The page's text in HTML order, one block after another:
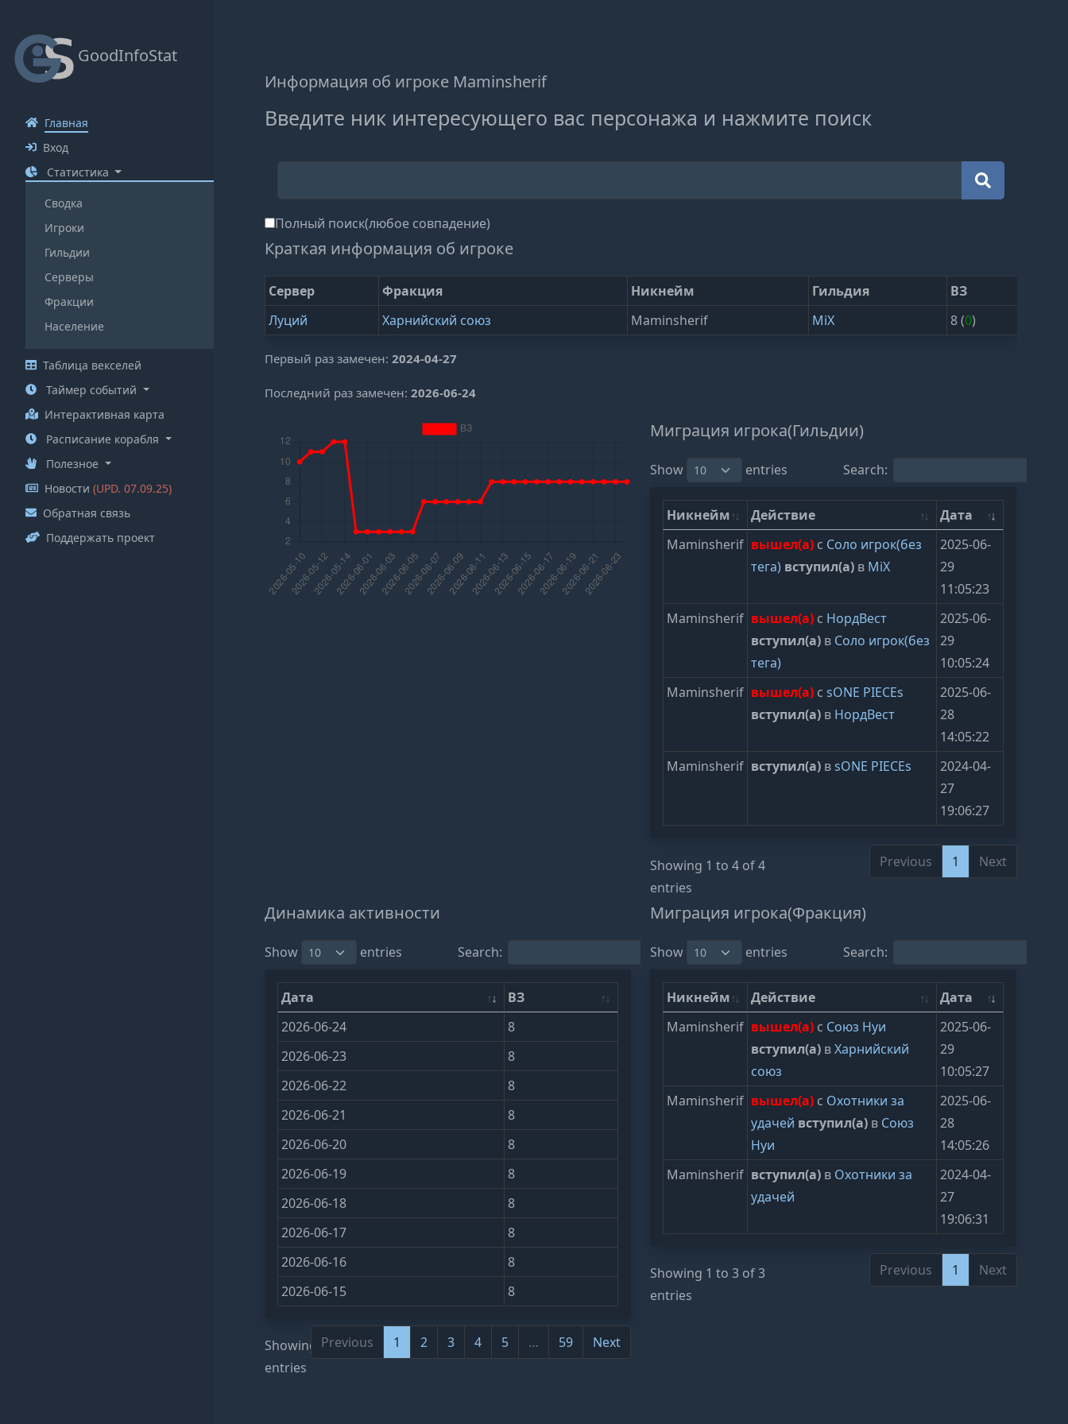
GoodInfoStat
Главная
Вход
Статистика
Сводка
Игроки
Гильдии
Серверы
Фракции
Население
Таблица векселей
Таймер событий
Интерактивная карта
Расписание корабля
Полезное
Новости (UPD. 07.09.25)
Обратная связь
Поддержать проект
Информация об игроке Maminsherif
Введите ник интересующего вас персонажа и нажмите поиск
Полный поиск(любое совпадение)
Краткая информация об игроке
Сервер Фракция Никнейм Гильдия
ВЗ
Луций
Харнийский союз Maminsherif MiX 8 (0)
Первый раз замечен: 2024-04-27
Последний раз замечен: 2026-06-24
Миграция игрока(Гильдии)
Show entries Search:
Никнейм Действие
Дата
Maminsherif вышел(а) с Соло игрок(без
тега) вступил(а) в MiX
2025-06-
29
11:05:23
Maminsherif вышел(а) с НордВест
вступил(а) в Соло игрок(без
тега)
2025-06-
29
10:05:24
Maminsherif вышел(а) сsONE PIECEs
вступил(а) в НордВест
2025-06-
28
14:05:22
Maminsherif вступил(а) вsONE PIECEs
2024-04-
27
19:06:27
Showing 1 to 4 of 4
entries
Previous 1 Next
Динамика активности
Show entries Search:
Дата
ВЗ
2026-06-24
8
2026-06-23
8
2026-06-22
8
2026-06-21
8
2026-06-20
8
2026-06-19
8
2026-06-18
8
2026-06-17
8
2026-06-16
8
2026-06-15
8
Showing 1 to 10 of 587
entries
Previous 1 2 3 4 5 … 59 Next
Миграция игрока(Фракция)
Show entries Search:
Никнейм Действие
Дата
Maminsherif вышел(а) с Союз Нуи
вступил(а) вХарнийский
союз
2025-06-
29
10:05:27
Maminsherif вышел(а) с Охотники за
удачей вступил(а) в Союз
Нуи
2025-06-
28
14:05:26
Maminsherif вступил(а) в Охотники за
удачей
2024-04-
27
19:06:31
Showing 1 to 3 of 3
entries
Previous 1 Next